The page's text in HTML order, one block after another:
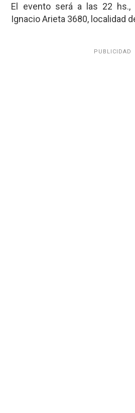
El evento será a las 22 hs.,
Ignacio Arieta 3680, localidad
PUBLICIDAD